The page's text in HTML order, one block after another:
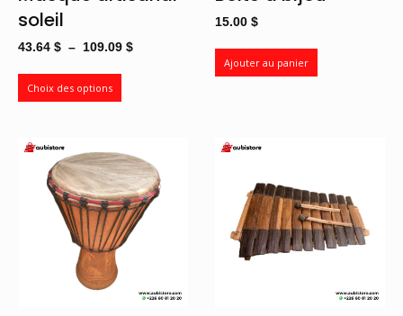
soleil
43.64 $ – 109.09 $Plage
Choix des options
15.00 $
Ajouter au panier